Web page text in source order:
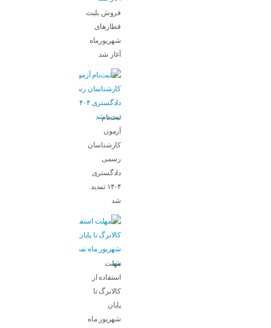
فروش بلیت
قطارهای
شهریورماه
آغاز شد
ثبت‌نام
آزمون
کارشناسان
رسمی
دادگستری
۱۴۰۴ تمدید
شد
مهلت
استفاده از
کالابرگ تا
پایان
شهریور ماه